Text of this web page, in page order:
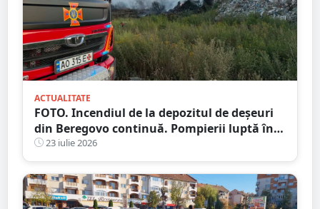
ACTUALITATE
FOTO. Incendiul de la depozitul de deșeuri
din Beregovo continuă. Pompierii luptă în
continuare cu focarele ascunse
23 iulie 2026